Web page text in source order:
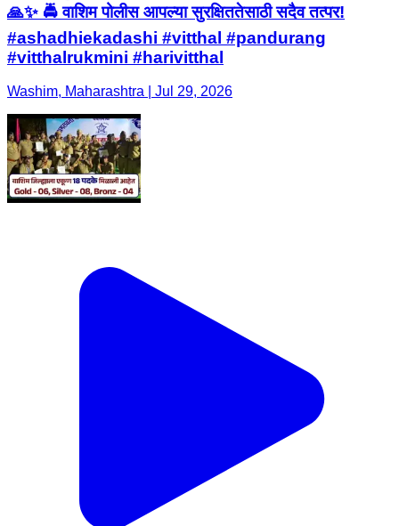
🙏✨ 🚔 वाशिम पोलीस आपल्या सुरक्षिततेसाठी सदैव तत्पर!
#ashadhiekadashi #vitthal #pandurang
#vitthalrukmini #harivitthal
Washim, Maharashtra | Jul 29, 2026